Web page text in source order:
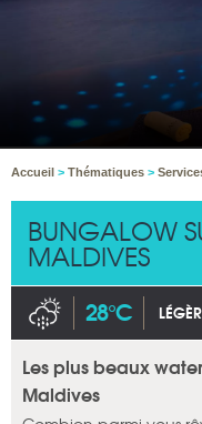
Accueil > Thématiques >
BUNGALOW
MALDIVES
28°C
Les plus beaux
Maldives